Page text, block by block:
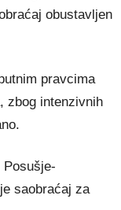
obustavljen
pravcima
zbog intenzivnih
Posušje-
saobraćaj za